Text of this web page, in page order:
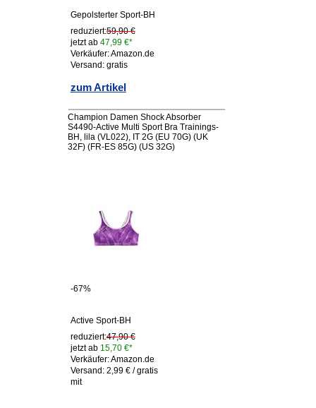
Gepolsterter Sport-BH
reduziert:59,90 €
jetzt ab 47,99 €*
Verkäufer: Amazon.de
Versand: gratis
zum Artikel
Champion Damen Shock Absorber
S4490-Active Multi Sport Bra Trainings-
BH, lila (VL022), IT 2G (EU 70G) (UK
32F) (FR-ES 85G) (US 32G)
-67%
Active Sport-BH
reduziert:47,90 €
jetzt ab 15,70 €*
Verkäufer: Amazon.de
Versand: 2,99 € / gratis
mit